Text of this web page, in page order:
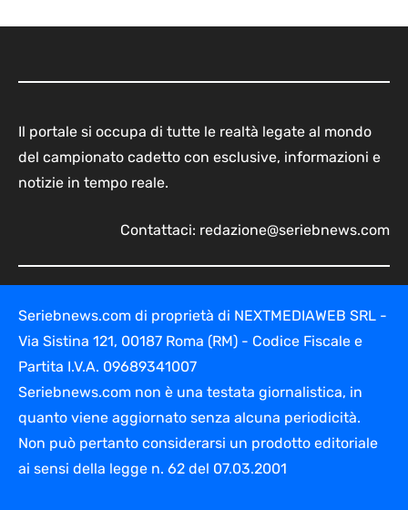
Il portale si occupa di tutte le realtà legate al mondo
del campionato cadetto con esclusive, informazioni e
notizie in tempo reale.
Contattaci: redazione@seriebnews.com
Seriebnews.com di proprietà di NEXTMEDIAWEB SRL -
Via Sistina 121, 00187 Roma (RM) - Codice Fiscale e
Partita I.V.A. 09689341007
Seriebnews.com non è una testata giornalistica, in
quanto viene aggiornato senza alcuna periodicità.
Non può pertanto considerarsi un prodotto editoriale
ai sensi della legge n. 62 del 07.03.2001